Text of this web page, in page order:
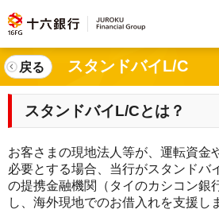
スタンドバイL/C
戻る
スタンドバイL/Cとは？
お客さまの現地法人等が、運転資金
必要とする場合、当行がスタンドバ
の提携金融機関（タイのカシコン銀
し、海外現地でのお借入れを支援し